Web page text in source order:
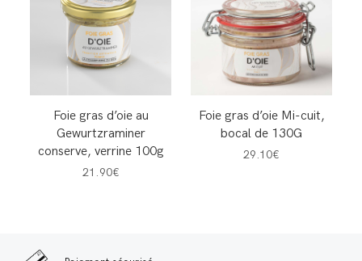
Foie gras d’oie au
Gewurtzraminer
conserve, verrine 100g
21.90€
Foie gras d’oie Mi-cuit,
bocal de 130G
29.10€